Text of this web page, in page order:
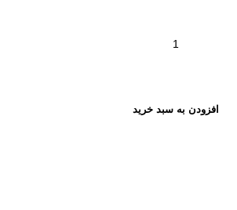
افزودن به سبد خرید